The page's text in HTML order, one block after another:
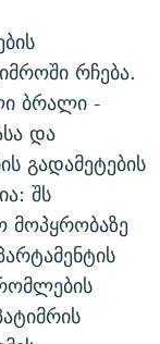
რჩება.
ბრალი -
და
გადამეტების
შს
მოპყრობაზე